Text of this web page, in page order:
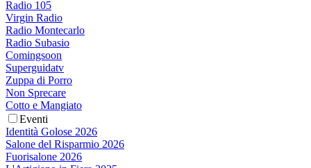
Radio 105
Virgin Radio
Radio Montecarlo
Radio Subasio
Comingsoon
Superguidatv
Zuppa di Porro
Non Sprecare
Cotto e Mangiato
Eventi
Identità Golose 2026
Salone del Risparmio 2026
Fuorisalone 2026